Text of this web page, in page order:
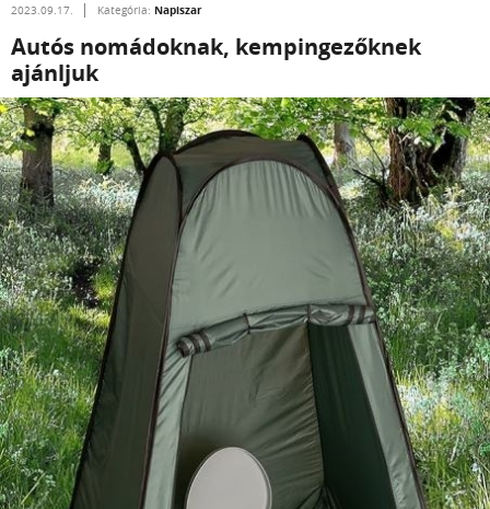
2023.09.17. Kategória: Napiszar
Autós nomádoknak, kempingezőknek
ajánljuk